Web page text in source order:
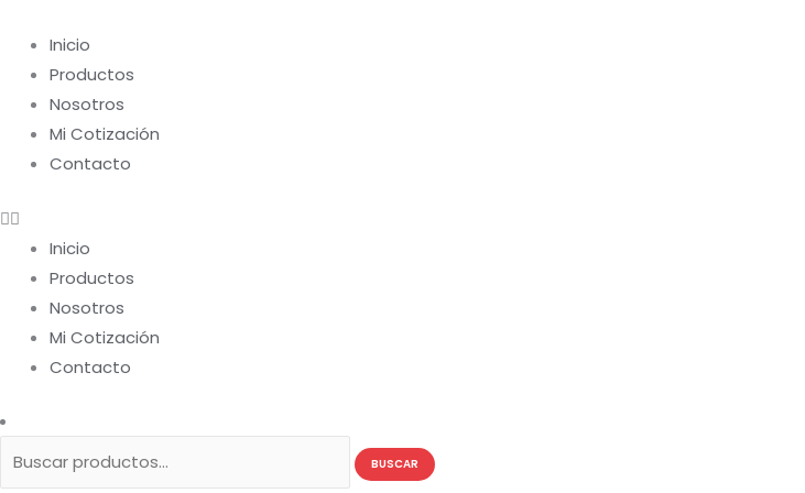
contenido
Inicio
Productos
Nosotros
Mi Cotización
Contacto
Inicio
Productos
Nosotros
Mi Cotización
Contacto
BUSCAR